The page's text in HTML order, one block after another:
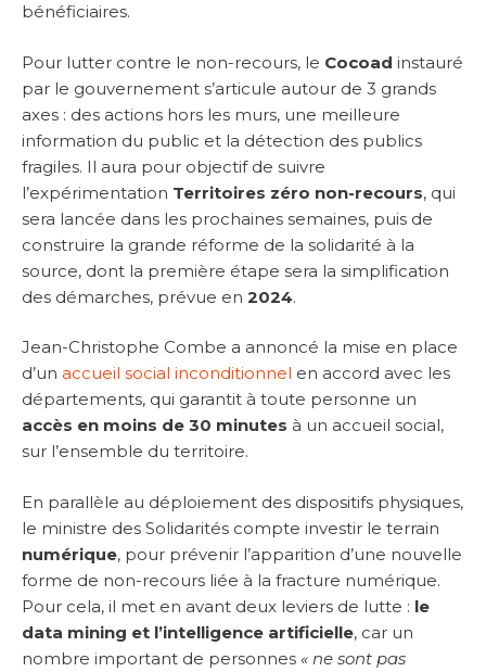
bénéficiaires.
Pour lutter contre le non-recours, le Cocoad instauré
par le gouvernement s’articule autour de 3 grands
axes : des actions hors les murs, une meilleure
information du public et la détection des publics
fragiles. Il aura pour objectif de suivre
l’expérimentation Territoires zéro non-recours, qui
sera lancée dans les prochaines semaines, puis de
construire la grande réforme de la solidarité à la
source, dont la première étape sera la simplification
des démarches, prévue en 2024.
Jean-Christophe Combe a annoncé la mise en place
d’un accueil social inconditionnel en accord avec les
départements, qui garantit à toute personne un
accès en moins de 30 minutes à un accueil social,
sur l’ensemble du territoire.
En parallèle au déploiement des dispositifs physiques,
le ministre des Solidarités compte investir le terrain
numérique, pour prévenir l’apparition d’une nouvelle
forme de non-recours liée à la fracture numérique.
Pour cela, il met en avant deux leviers de lutte : le
data mining et l’intelligence artificielle, car un
nombre important de personnes « ne sont pas